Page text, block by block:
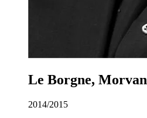
Le Borgne, Morvan
2014/2015